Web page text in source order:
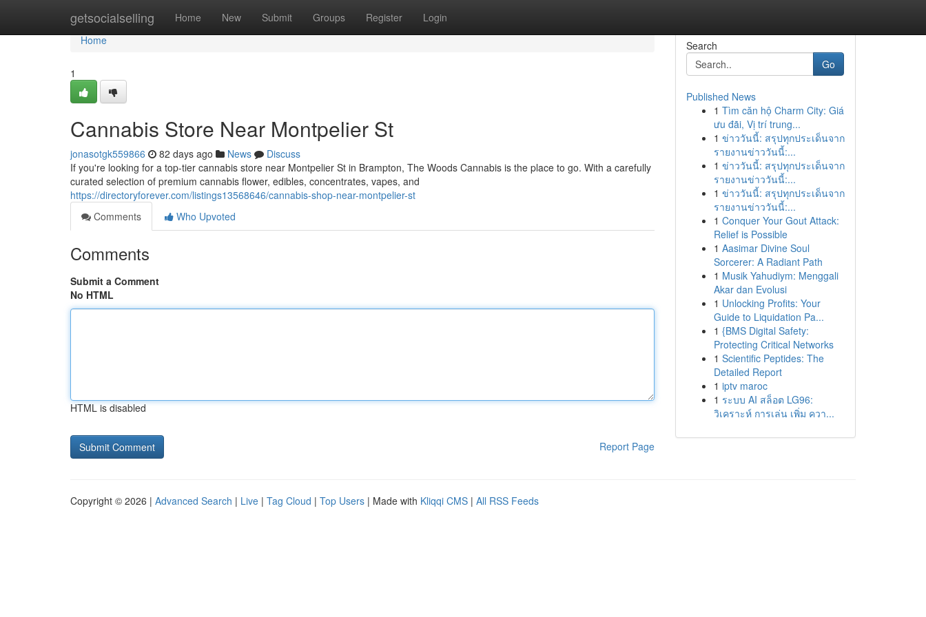
getsocialselling Home New Submit Groups Register Login
Home
Home
1
Cannabis Store Near Montpelier St
jonasotgk559866 82 days ago News
Discuss
If you're looking for a top-tier cannabis store near Montpelier St in Brampton, The Woods Cannabis is the place to go. With a carefully
curated selection of premium cannabis flower, edibles, concentrates, vapes, and
https://directoryforever.com/listings13568646/cannabis-shop-near-montpelier-st
Comments
Who Upvoted
Comments
Submit a Comment
No HTML
HTML is disabled
Report Page
Search
Go
Published News
1 Tìm căn hộ Charm City: Giá
ưu đãi, Vị trí trung...
1 ข่าววันนี้: สรุปทุกประเด็นจาก
รายงานข่าววันนี้:...
1 ข่าววันนี้: สรุปทุกประเด็นจาก
รายงานข่าววันนี้:...
1 ข่าววันนี้: สรุปทุกประเด็นจาก
รายงานข่าววันนี้:...
1 Conquer Your Gout Attack:
Relief is Possible
1 Aasimar Divine Soul
Sorcerer: A Radiant Path
1 Musik Yahudiym: Menggali
Akar dan Evolusi
1 Unlocking Profits: Your
Guide to Liquidation Pa...
1 {BMS Digital Safety:
Protecting Critical Networks
1 Scientific Peptides: The
Detailed Report
1 iptv maroc
1 ระบบ AI สล็อต LG96:
วิเคราะห์ การเล่น เพิ่ม ควา...
Copyright © 2026 | Advanced Search | Live | Tag Cloud | Top Users | Made with Kliqqi CMS | All RSS Feeds